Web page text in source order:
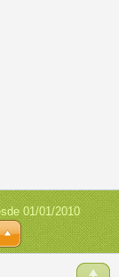
01/01/2010